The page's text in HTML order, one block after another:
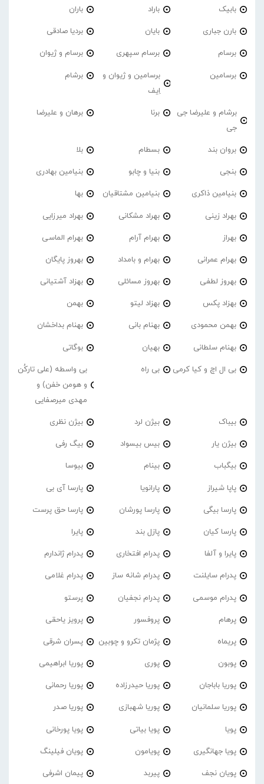
بابیک باراد باران
بارن جباری بایان بردیا صادقی
برسام برسام سپهری برسام و ژیوان
برسامین
برسامین و ژیوان و
اِیف
برشام
برشام و علیرضا جی
جی
برنا برهان و علیرضا
بروان بند بسطام بلا
بنجی بنیا و چابو بنیامین بهادری
بنیامین ذاکری بنیامین مشتاقیان بها
بهراد زینی بهراد مشکانی بهراد میرزایی
بهراز بهرام آرام بهرام الماسی
بهرام عمرانی بهرام و بامداد بهروز پایگان
بهروز لطفی بهروز مسائلی بهزاد آشتیانی
بهزاد پکس بهزاد لیتو بهمن
بهمن محمودی بهنام بانی بهنام بداخشان
بهنام سلطانی بهیان بوگاتی
بی ال اچ و کیا کرمی بی راه
بی واسطه (علی تارکُن
و هومن خفن) و
مهدی میرصفایی
بیباک بیژن لرد بیژن نظری
بیژن یار بیس بیسواد بیگ رفی
بیگباب بینام بیوسا
پاپا شیراز پارانویا پارسا آی بی
پارسا بیگی پارسا پورشان پارسا حق پرست
پارسا کیان پازل بند پایرا
پایرا و آلفا پدرام افتخاری پدرام ژاندارم
پدرام‌ سایلنت پدرام شانه ساز پدرام غلامی
پدرام موسمی پدرام نجفیان پرستو
پرهام پروفسور پرویز یاحقی
پریماه پژمان تکرو و چوبین پسران شرقی
پوبون پوری پوریا ابراهیمی
پوریا باباجان پوریا حیدرزاده پوریا رحمانی
پوریا سلمانیان پوریا شهبازی پوریا صدر
پویا پویا بیاتی پویا پورخانی
پویا جهانگیری پویامون پویان فیلینگ
پویان نجف پیربد پیمان اشرفی